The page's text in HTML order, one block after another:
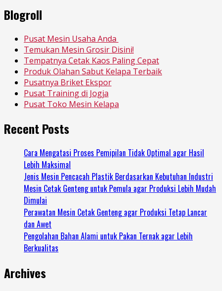
Blogroll
Pusat Mesin Usaha Anda
Temukan Mesin Grosir Disini!
Tempatnya Cetak Kaos Paling Cepat
Produk Olahan Sabut Kelapa Terbaik
Pusatnya Briket Ekspor
Pusat Training di Jogja
Pusat Toko Mesin Kelapa
Recent Posts
Cara Mengatasi Proses Pemipilan Tidak Optimal agar Hasil
Lebih Maksimal
Jenis Mesin Pencacah Plastik Berdasarkan Kebutuhan Industri
Mesin Cetak Genteng untuk Pemula agar Produksi Lebih Mudah
Dimulai
Perawatan Mesin Cetak Genteng agar Produksi Tetap Lancar
dan Awet
Pengolahan Bahan Alami untuk Pakan Ternak agar Lebih
Berkualitas
Archives